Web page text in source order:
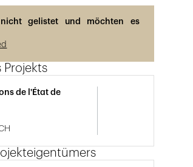
gelistet und möchten es
Projekts
de l'État de